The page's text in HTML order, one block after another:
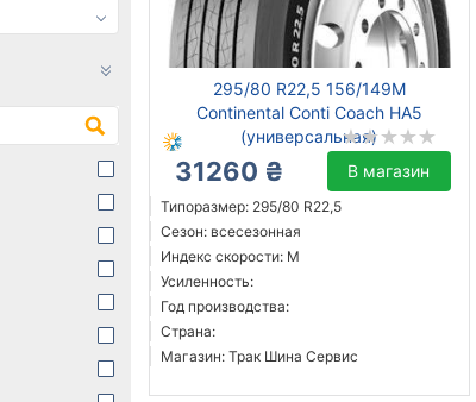
295/80 R22,5 156/149M
Continental Conti Coach HA5
(универсальная)
31260 ₴ В магазин
Типоразмер: 295/80 R22,5
Сезон: всесезонная
Индекс скорости: M
Усиленность:
Год производства:
Страна:
Магазин: Трак Шина Сервис